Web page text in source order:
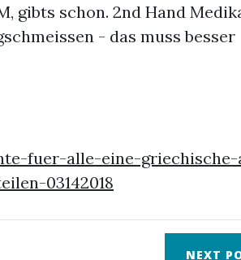
gibts schon. 2nd Hand
- das muss besser
fuer-alle-eine-griechische-
03142018
NEXT